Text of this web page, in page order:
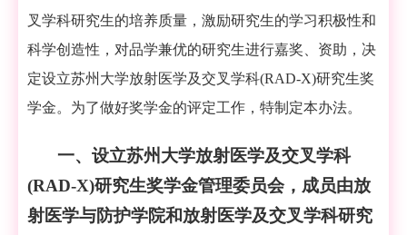
叉学科研究生的培养质量，激励研究生的学习积极性和
科学创造性，对品学兼优的研究生进行嘉奖、资助，决
定设立苏州大学放射医学及交叉学科(RAD-X)研究生奖
学金。为了做好奖学金的评定工作，特制定本办法。
一、设立苏州大学放射医学及交叉学科
(RAD-X)研究生奖学金管理委员会，成员由放
射医学与防护学院和放射医学及交叉学科研究